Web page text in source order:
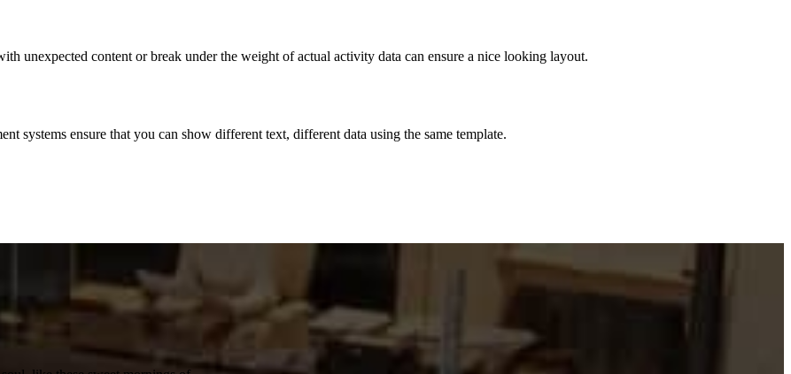
unexpected content or break under the weight of actual activity data can ensure a nice looking layout.
systems ensure that you can show different text, different data using the same template.